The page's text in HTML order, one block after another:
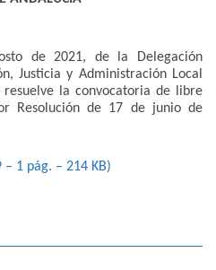
de 2021, de la Delegación
Justicia y Administración Local
la convocatoria de libre
Resolución de 17 de junio de
– 1 pág. – 214 KB)